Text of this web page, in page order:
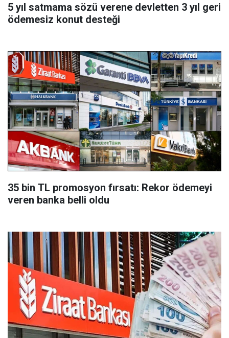
5 yıl satmama sözü verene devletten 3 yıl geri
ödemesiz konut desteği
35 bin TL promosyon fırsatı: Rekor ödemeyi
veren banka belli oldu